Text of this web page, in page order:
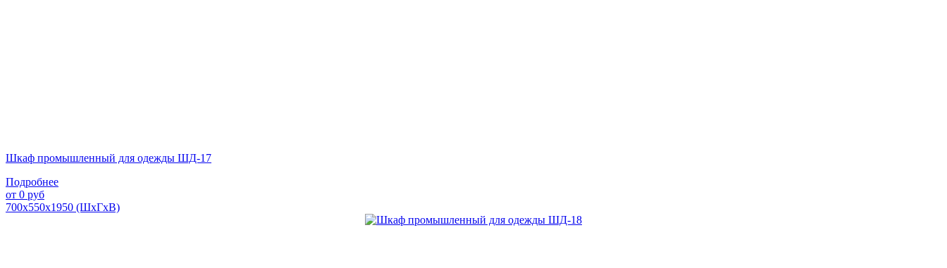
Шкаф промышленный для одежды ШД-17
Подробнее
от 0 руб
700х550х1950 (ШхГхВ)